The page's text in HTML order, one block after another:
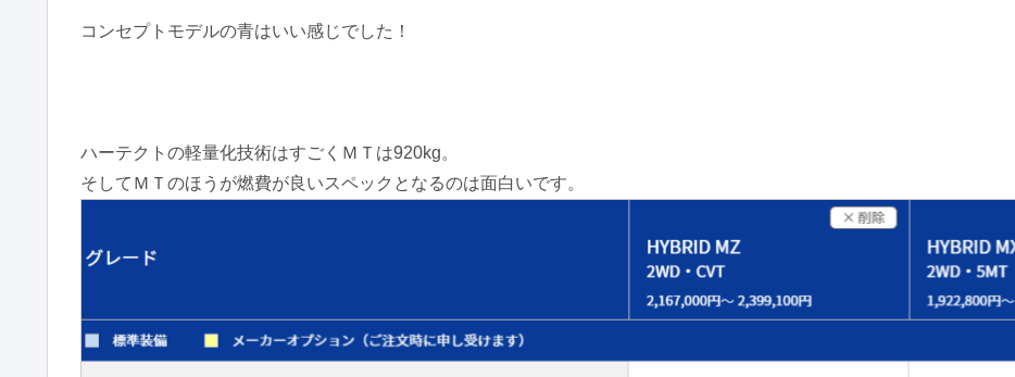
コンセプトモデルの青はいい感じでした！
ハーテクトの軽量化技術はすごくＭＴは920kg。
そしてＭＴのほうが燃費が良いスペックとなるのは面白いです。